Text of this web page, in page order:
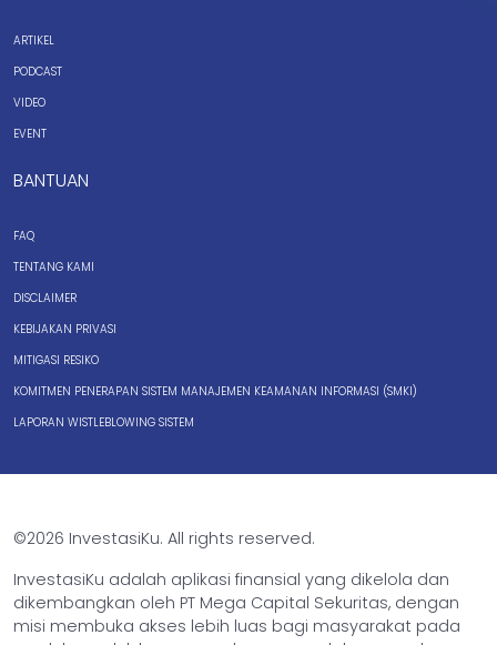
ARTIKEL
PODCAST
VIDEO
EVENT
BANTUAN
FAQ
TENTANG KAMI
DISCLAIMER
KEBIJAKAN PRIVASI
MITIGASI RESIKO
KOMITMEN PENERAPAN SISTEM MANAJEMEN KEAMANAN INFORMASI (SMKI)
LAPORAN WISTLEBLOWING SISTEM
©2026 InvestasiKu. All rights reserved.
InvestasiKu adalah aplikasi finansial yang dikelola dan
dikembangkan oleh PT Mega Capital Sekuritas, dengan
misi membuka akses lebih luas bagi masyarakat pada